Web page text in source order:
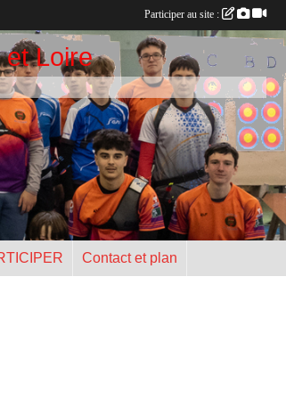
et Loire
Contact et plan
Participer au site :